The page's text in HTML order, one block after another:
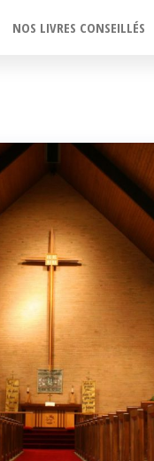
NOS LIVRES CONSEILLÉS